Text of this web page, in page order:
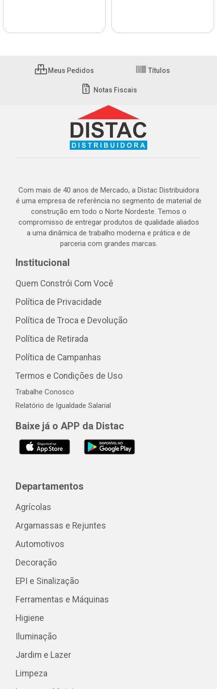
Meus Pedidos Títulos
Notas Fiscais
Com mais de 40 anos de Mercado, a Distac Distribuidora
é uma empresa de referência no segmento de material de
construção em todo o Norte Nordeste. Temos o
compromisso de entregar produtos de qualidade aliados
a uma dinâmica de trabalho moderna e prática e de
parceria com grandes marcas.
Institucional
Quem Constrói Com Você
Política de Privacidade
Política de Troca e Devolução
Política de Retirada
Política de Campanhas
Termos e Condições de Uso
Trabalhe Conosco
Relatório de Igualdade Salarial
Baixe já o APP da Distac
Departamentos
Agrícolas
Argamassas e Rejuntes
Automotivos
Decoração
EPI e Sinalização
Ferramentas e Máquinas
Higiene
Iluminação
Jardim e Lazer
Limpeza